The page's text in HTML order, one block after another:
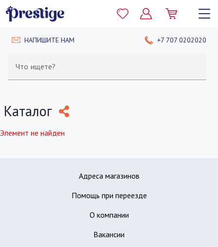
НАПИШИТЕ НАМ +7 707 0202020
Что ищете?
Каталог
Элемент не найден
Адреса магазинов
Помощь при переезде
О компании
Вакансии